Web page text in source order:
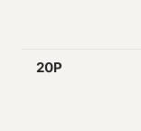
20P